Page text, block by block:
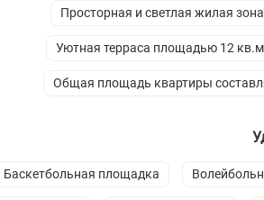
Просторная и светлая жилая зона
Уютная терраса площадью 12
Общая площадь квартиры
Баскетбольная площадка